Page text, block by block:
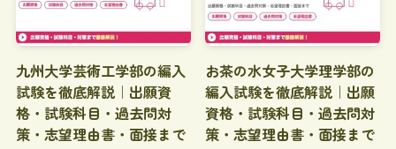
九州大学芸術工学部の編入
試験を徹底解説｜出願資
格・試験科目・過去問対
策・志望理由書・面接まで
お茶の水女子大学理学部の
編入試験を徹底解説｜出願
資格・試験科目・過去問対
策・志望理由書・面接まで